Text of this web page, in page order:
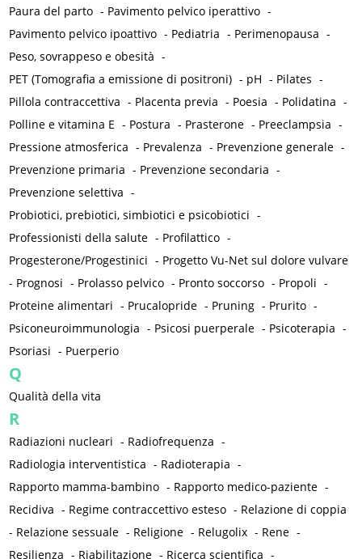
Paura del parto - Pavimento pelvico iperattivo -
Pavimento pelvico ipoattivo - Pediatria - Perimenopausa -
Peso, sovrappeso e obesità -
PET (Tomografia a emissione di positroni) - pH - Pilates -
Pillola contraccettiva - Placenta previa - Poesia - Polidatina -
Polline e vitamina E - Postura - Prasterone - Preeclampsia -
Pressione atmosferica - Prevalenza - Prevenzione generale -
Prevenzione primaria - Prevenzione secondaria -
Prevenzione selettiva -
Probiotici, prebiotici, simbiotici e psicobiotici -
Professionisti della salute - Profilattico -
Progesterone/Progestinici - Progetto Vu-Net sul dolore vulvare
- Prognosi - Prolasso pelvico - Pronto soccorso - Propoli -
Proteine alimentari - Prucalopride - Pruning - Prurito -
Psiconeuroimmunologia - Psicosi puerperale - Psicoterapia -
Psoriasi - Puerperio
Q
Qualità della vita
R
Radiazioni nucleari - Radiofrequenza -
Radiologia interventistica - Radioterapia -
Rapporto mamma-bambino - Rapporto medico-paziente -
Recidiva - Regime contraccettivo esteso - Relazione di coppia
- Relazione sessuale - Religione - Relugolix - Rene -
Resilienza - Riabilitazione - Ricerca scientifica -